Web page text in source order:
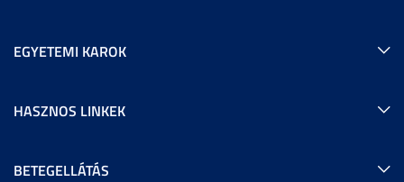
EGYETEMI KAROK
HASZNOS LINKEK
BETEGELLÁTÁS